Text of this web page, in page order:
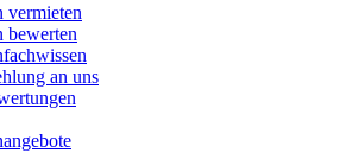
vermieten
bewerten
an uns